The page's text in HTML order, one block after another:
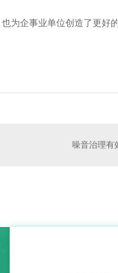
为企事业单位创造了更好
噪音治理有